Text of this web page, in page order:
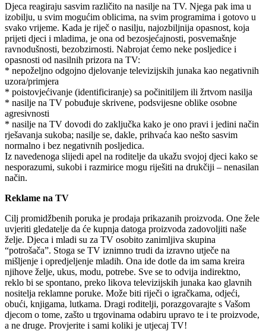
Djeca reagiraju sasvim različito na nasilje na TV. Njega pak ima u
izobilju, u svim mogućim oblicima, na svim programima i gotovo u
svako vrijeme. Kada je riječ o nasilju, najozbiljnija opasnost, koja
prijeti djeci i mladima, je ona od bezosjećajnosti, posvemašnje
ravnodušnosti, bezobzirnosti. Nabrojat ćemo neke posljedice i
opasnosti od nasilnih prizora na TV:
* nepoželjno odgojno djelovanje televizijskih junaka kao negativnih
uzora/primjera
* poistovjećivanje (identificiranje) sa počinitiljem ili žrtvom nasilja
* nasilje na TV pobuđuje skrivene, podsvijesne oblike osobne
agresivnosti
* nasilje na TV dovodi do zaključka kako je ono pravi i jedini način
rješavanja sukoba; nasilje se, dakle, prihvaća kao nešto sasvim
normalno i bez negativnih posljedica.
Iz navedenoga slijedi apel na roditelje da ukažu svojoj djeci kako se
nesporazumi, sukobi i razmirice mogu riješiti na drukčiji – nenasilan
način.
Reklame na TV
Cilj promidžbenih poruka je prodaja prikazanih proizvoda. One žele
uvjeriti gledatelje da će kupnja datoga proizvoda zadovoljiti naše
želje. Djeca i mladi su za TV osobito zanimljiva skupina
“potrošača”. Stoga se TV iznimno trudi da izravno utječe na
mišljenje i opredjeljenje mladih. Ona ide dotle da im sama kreira
njihove želje, ukus, modu, potrebe. Sve se to odvija indirektno,
reklo bi se spontano, preko likova televizijskih junaka kao glavnih
nositelja reklamne poruke. Može biti riječi o igračkama, odjeći,
obući, knjigama, lutkama. Dragi roditelji, porazgovarajte s Vašom
djecom o tome, zašto u trgovinama odabiru upravo te i te proizvode,
a ne druge. Provjerite i sami koliki je utjecaj TV!